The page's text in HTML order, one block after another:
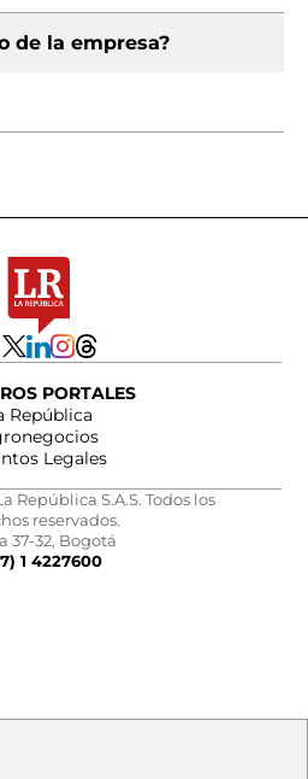
de la empresa?
PORTALES
República
Legales
República S.A.S. Todos los
reservados.
37-32, Bogotá
1 4227600